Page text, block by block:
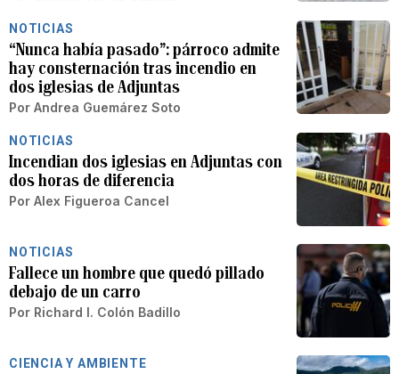
NOTICIAS
“Nunca había pasado”: párroco admite
hay consternación tras incendio en
dos iglesias de Adjuntas
Por Andrea Guemárez Soto
NOTICIAS
Incendian dos iglesias en Adjuntas con
dos horas de diferencia
Por Alex Figueroa Cancel
NOTICIAS
Fallece un hombre que quedó pillado
debajo de un carro
Por Richard I. Colón Badillo
CIENCIA Y AMBIENTE